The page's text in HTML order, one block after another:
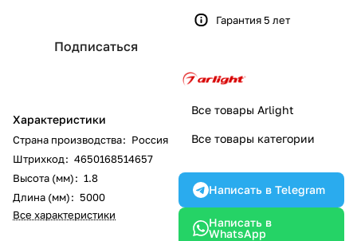
Подписаться
Характеристики
Страна производства: Россия
Штрихкод: 4650168514657
Высота (мм): 1.8
Длина (мм): 5000
Все характеристики
Гарантия 5 лет
Все товары Arlight
Все товары категории
Написать в Telegram
Написать в
WhatsApp